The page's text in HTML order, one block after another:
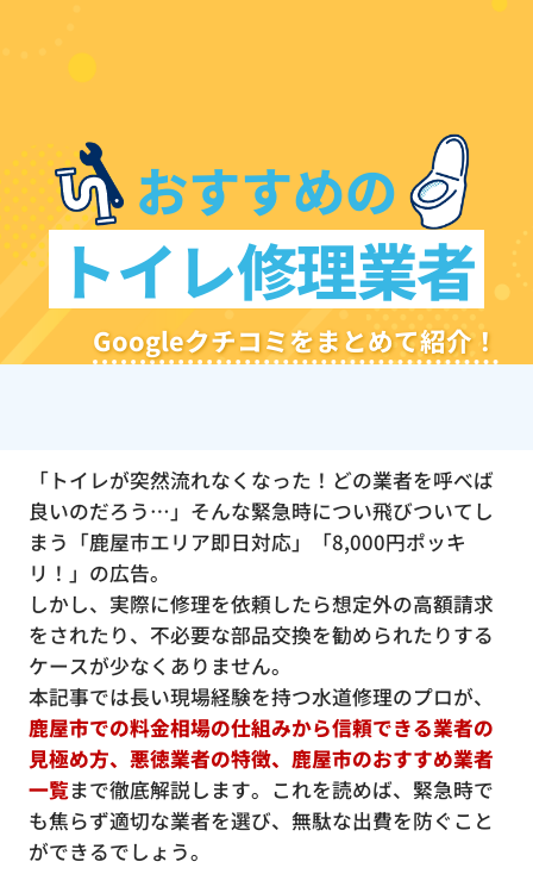
おすすめの
トイレ修理業者
Googleクチコミをまとめて紹介！
「トイレが突然流れなくなった！どの業者を呼べば
良いのだろう…」そんな緊急時につい飛びついてし
まう「鹿屋市エリア即日対応」「8,000円ポッキ
リ！」の広告。
しかし、実際に修理を依頼したら想定外の高額請求
をされたり、不必要な部品交換を勧められたりする
ケースが少なくありません。
本記事では長い現場経験を持つ水道修理のプロが、
鹿屋市での料金相場の仕組みから信頼できる業者の
見極め方、悪徳業者の特徴、鹿屋市のおすすめ業者
一覧まで徹底解説します。これを読めば、緊急時で
も焦らず適切な業者を選び、無駄な出費を防ぐこと
ができるでしょう。